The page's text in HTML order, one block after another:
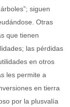
siguen
Otras
que tienen
las pérdidas
en otros
les permite a
en tierra
por la plusvalía